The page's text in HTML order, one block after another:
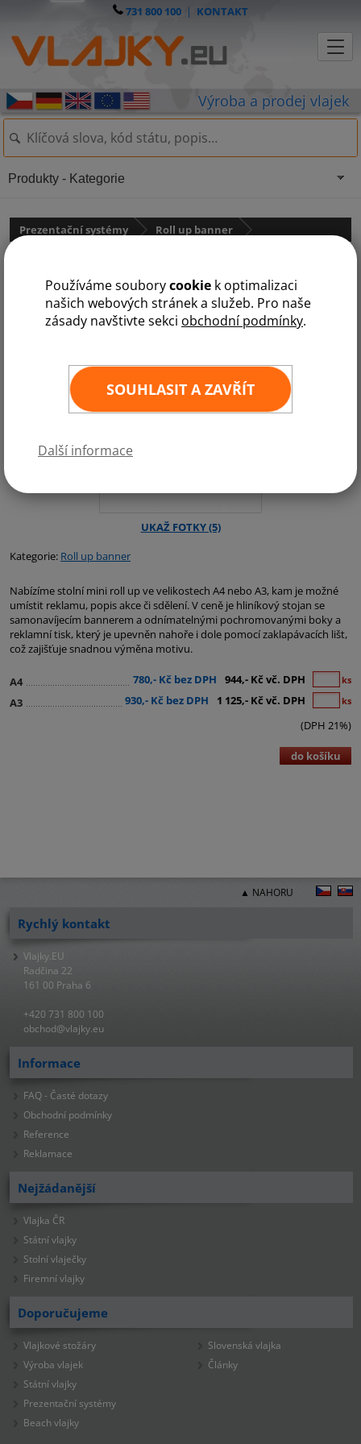
Používáme souborycookie k optimalizaci
našich webových stránek a služeb. Pro naše
zásady navštivte sekci obchodní podmínky.
SOUHLASIT A ZAVŘÍT
Další informace
731 800 100 | KONTAKT
Prezentační systémy Roll up banner
Kategorie: Roll up banner
Nabízíme stolní mini roll up ve velikostech A4 nebo A3, kam je možné
umístit reklamu, popis akce či sdělení. V ceně je hliníkový stojan se
samonavíjecím bannerem a odnímatelnými pochromovanými boky a
reklamní tisk, který je upevněn nahoře i dole pomocí zaklapávacích lišt,
což zajišťuje snadnou výměna motivu.
A4 780,- Kč bez DPH 944,- Kč vč. DPH ks
A3 930,- Kč bez DPH 1 125,- Kč vč. DPH ks
(DPH 21%)
do košíku
Produkty - Kategorie
▲ NAHORU
Rychlý kontakt
Vlajky.EU
Radčina 22
161 00 Praha 6
+420 731 800 100
obchod@vlajky.eu
Informace
FAQ - Časté dotazy
Obchodní podmínky
Reference
Reklamace
Nejžádanější
Vlajka ČR
Státní vlajky
Stolní vlaječky
Firemní vlajky
Doporučujeme
Vlajkové stožáry
Výroba vlajek
Státní vlajky
Prezentační systémy
Beach vlajky
Slovenská vlajka
Články